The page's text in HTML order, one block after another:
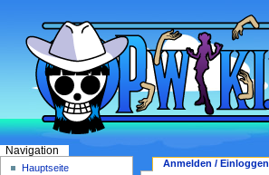
Anmelden / Einloggen
Navigation
Hauptseite